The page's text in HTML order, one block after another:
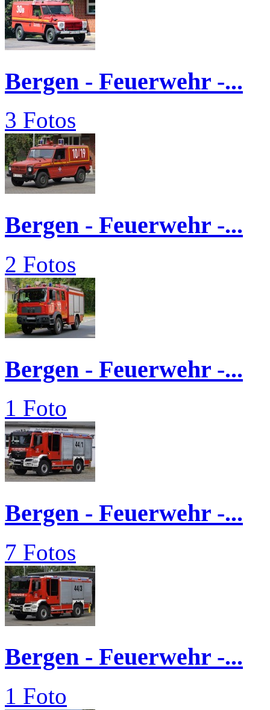
Bergen - Feuerwehr -...
3 Fotos
Bergen - Feuerwehr -...
2 Fotos
Bergen - Feuerwehr -...
1 Foto
Bergen - Feuerwehr -...
7 Fotos
Bergen - Feuerwehr -...
1 Foto